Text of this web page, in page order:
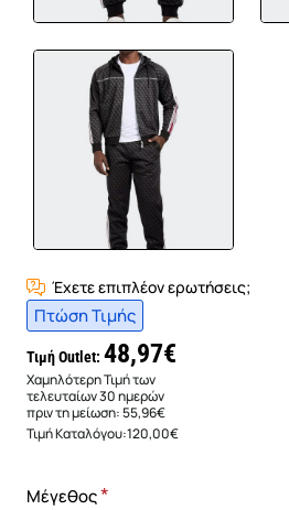
Έχετε επιπλέον ερωτήσεις;
Πτώση Τιμής
Τιμή Outlet: 48,97€
Χαμηλότερη Τιμή των
τελευταίων 30 ημερών
πριν τη μείωση:55,96€
Τιμή Καταλόγου:120,00€
Μέγεθος